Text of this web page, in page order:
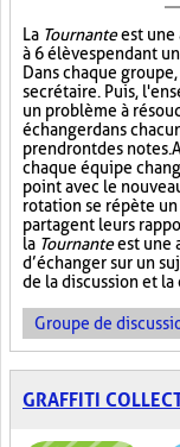
La Tournanteest une
à 6 élèves pendant
Dans chaque
secrétaire. Puis,
un problème à
échanger dans
prendront des notes.
chaque équipe
point avec le
rotation se répète
partagent leurs
la Tournanteest une
d’échanger sur un
de la discussion et
Groupe de
GRAFFITI